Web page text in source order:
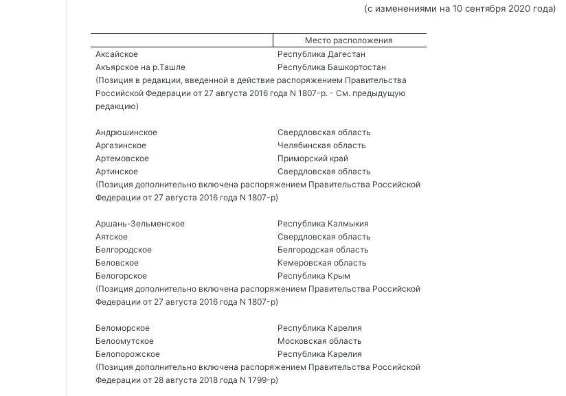
(с изменениями на 10 сентября 2020 года)
Место расположения
Аксайское
Республика Дагестан
Акъярское на р.Ташле
Республика Башкортостан
(Позиция в редакции, введенной в действие распоряжением Правительства
Российской Федерации от 27 августа 2016 года N 1807-р. - См. предыдущую
редакцию)
Андрюшинское
Свердловская область
Аргазинское
Челябинская область
Артемовское
Приморский край
Артинское
Свердловская область
(Позиция дополнительно включена распоряжением Правительства Российской
Федерации от 27 августа 2016 года N 1807-р)
Аршань-Зельменское
Республика Калмыкия
Аятское
Свердловская область
Белгородское
Белгородская область
Беловское
Кемеровская область
Белогорское
Республика Крым
(Позиция дополнительно включена распоряжением Правительства Российской
Федерации от 27 августа 2016 года N 1807-р)
Беломорское
Республика Карелия
Белоомутское
Московская область
Белопорожское
Республика Карелия
(Позиция дополнительно включена распоряжением Правительства Российской
Федерации от 28 августа 2018 года N 1799-р)